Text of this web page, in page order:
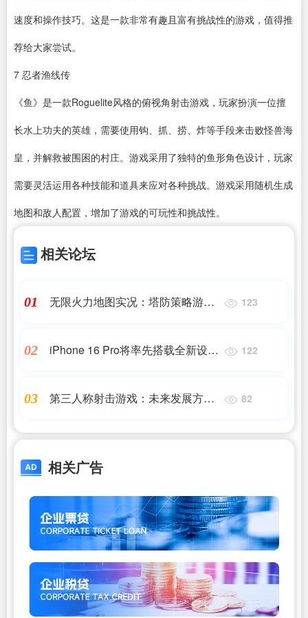
速度和操作技巧。这是一款非常有趣且富有挑战性的游戏，值得推
荐给大家尝试。
7 忍者渔线传
《鱼》是一款Roguelite风格的俯视角射击游戏，玩家扮演一位擅
长水上功夫的英雄，需要使用钩、抓、捞、炸等手段来击败怪兽海
皇，并解救被围困的村庄。游戏采用了独特的鱼形角色设计，玩家
需要灵活运用各种技能和道具来应对各种挑战。游戏采用随机生成
地图和敌人配置，增加了游戏的可玩性和挑战性。
相关论坛
01
无限火力地图实况：塔防策略游戏
123
02
iPhone 16 Pro将率先搭载全新设计
122
03
第三人称射击游戏：未来发展方向
82
相关广告